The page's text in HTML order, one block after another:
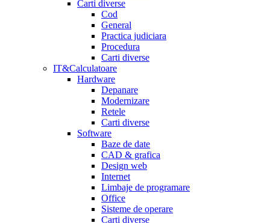
Carti diverse
Cod
General
Practica judiciara
Procedura
Carti diverse
IT&Calculatoare
Hardware
Depanare
Modernizare
Retele
Carti diverse
Software
Baze de date
CAD & grafica
Design web
Internet
Limbaje de programare
Office
Sisteme de operare
Carti diverse